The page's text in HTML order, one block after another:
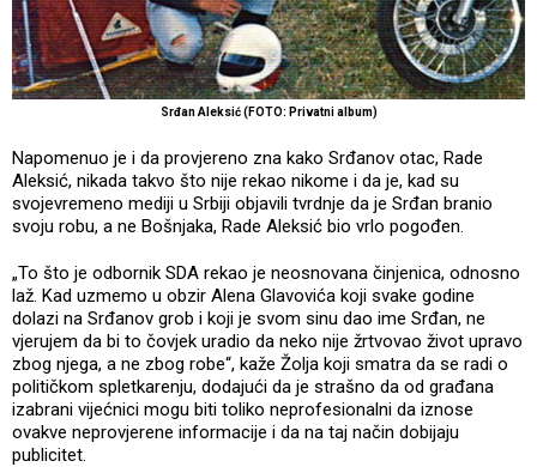
Srđan Aleksić (FOTO: Privatni album)
Napomenuo je i da provjereno zna kako Srđanov otac, Rade
Aleksić, nikada takvo što nije rekao nikome i da je, kad su
svojevremeno mediji u Srbiji objavili tvrdnje da je Srđan branio
svoju robu, a ne Bošnjaka, Rade Aleksić bio vrlo pogođen.
„To što je odbornik SDA rekao je neosnovana činjenica, odnosno
laž. Kad uzmemo u obzir Alena Glavovića koji svake godine
dolazi na Srđanov grob i koji je svom sinu dao ime Srđan, ne
vjerujem da bi to čovjek uradio da neko nije žrtvovao život upravo
zbog njega, a ne zbog robe“, kaže Žolja koji smatra da se radi o
političkom spletkarenju, dodajući da je strašno da od građana
izabrani vijećnici mogu biti toliko neprofesionalni da iznose
ovakve neprovjerene informacije i da na taj način dobijaju
publicitet.